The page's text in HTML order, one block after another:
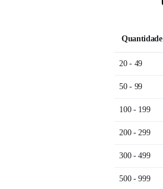
Quantidade
20 - 49
50 - 99
100 - 199
200 - 299
300 - 499
500 - 999